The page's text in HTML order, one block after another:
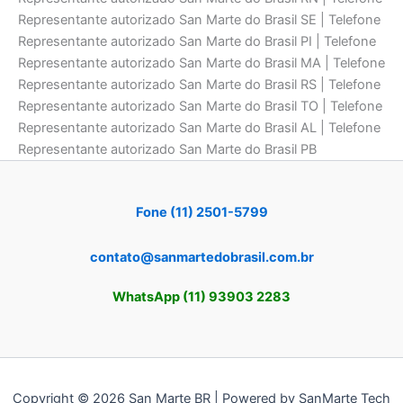
Representante autorizado San Marte do Brasil SE | Telefone
Representante autorizado San Marte do Brasil PI | Telefone
Representante autorizado San Marte do Brasil MA | Telefone
Representante autorizado San Marte do Brasil RS | Telefone
Representante autorizado San Marte do Brasil TO | Telefone
Representante autorizado San Marte do Brasil AL | Telefone
Representante autorizado San Marte do Brasil PB
Fone (11) 2501-5799
contato@sanmartedobrasil.com.br
WhatsApp (11) 93903 2283
Copyright © 2026 San Marte BR | Powered by SanMarte Tech